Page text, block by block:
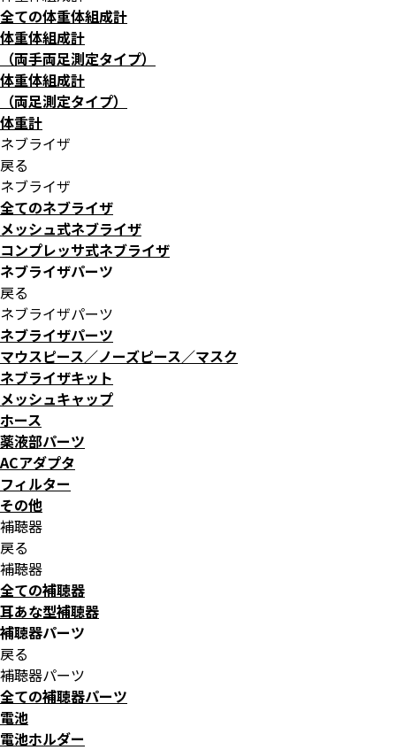
全ての体重体組成計
体重体組成計
（両手両足測定タイプ）
体重体組成計
（両足測定タイプ）
体重計
ネブライザ
戻る
ネブライザ
全てのネブライザ
メッシュ式ネブライザ
コンプレッサ式ネブライザ
ネブライザパーツ
戻る
ネブライザパーツ
ネブライザパーツ
マウスピース／ノーズピース／マスク
ネブライザキット
メッシュキャップ
ホース
薬液部パーツ
ACアダプタ
フィルター
その他
補聴器
戻る
補聴器
全ての補聴器
耳あな型補聴器
補聴器パーツ
戻る
補聴器パーツ
全ての補聴器パーツ
電池
電池ホルダー